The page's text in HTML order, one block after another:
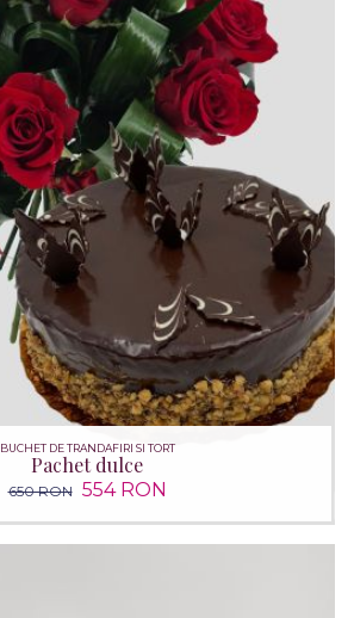
BUCHET DE TRANDAFIRI SI TORT
Pachet dulce
650 RON 554 RON